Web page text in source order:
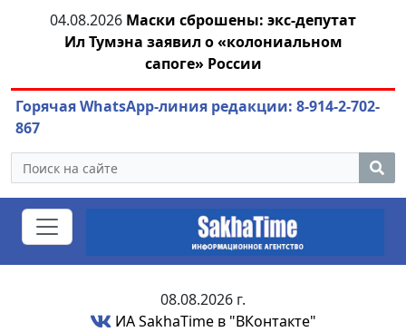
04.08.2026 Маски сброшены: экс-депутат
Ил Тумэна заявил о «колониальном
сапоге» России
Горячая WhatsApp-линия редакции: 8-914-2-702-
867
08.08.2026 г.
ИА SakhaTime в "ВКонтакте"